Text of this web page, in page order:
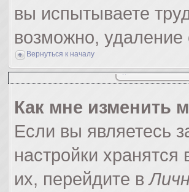
вы испытываете
возможно,
Вернуться к началу
Как мне изменить
Если вы являетесь
настройки
их, перейдите в